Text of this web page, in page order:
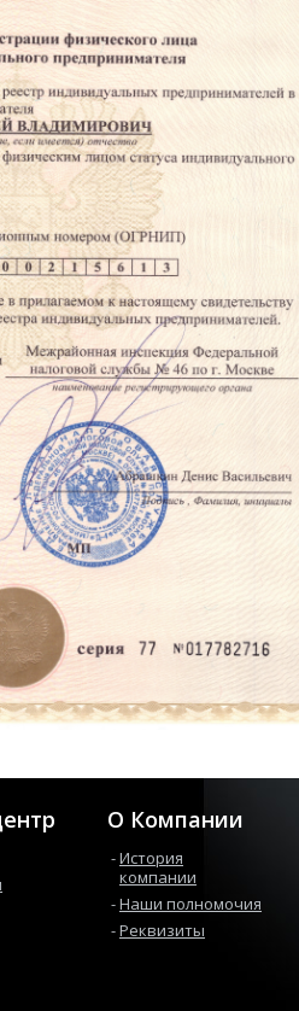
О Компании
История
компании
Наши полномочия
Реквизиты